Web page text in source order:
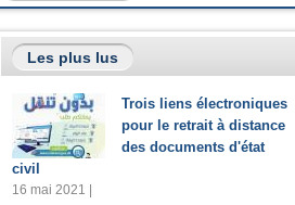
Les plus lus
Trois liens électroniques
pour le retrait à distance
des documents d'état
civil
16 mai 2021 |